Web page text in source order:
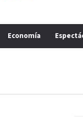
Economía